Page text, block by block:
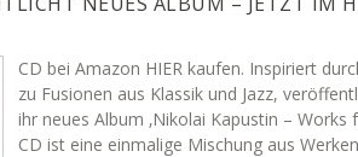
CD bei Amazon HIER kaufen. Inspiriert
zu Fusionen aus Klassik und Jazz,
ihr neues Album ‚Nikolai Kapustin – Works
CD ist eine einmalige Mischung aus